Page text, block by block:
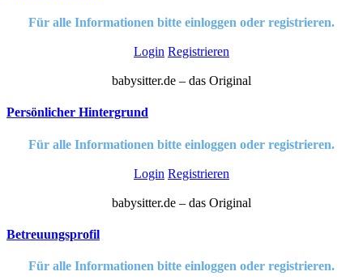
Für alle Informationen bitte einloggen oder registrieren.
Login Registrieren
babysitter.de – das Original
Persönlicher Hintergrund
Für alle Informationen bitte einloggen oder registrieren.
Login Registrieren
babysitter.de – das Original
Betreuungsprofil
Für alle Informationen bitte einloggen oder registrieren.